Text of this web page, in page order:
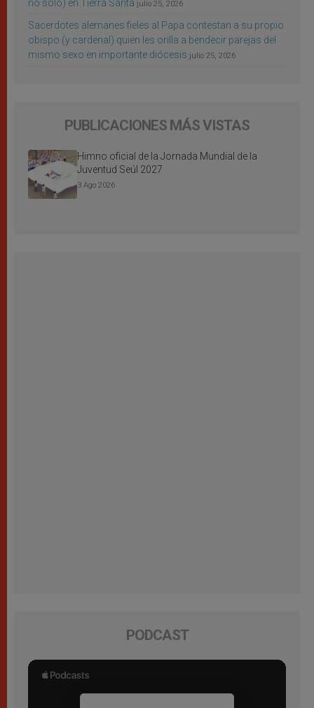
no sólo) en Tierra Santa julio 25, 2026
Sacerdotes alemanes fieles al Papa contestan a su propio
obispo (y cardenal) quien les orilla a bendecir parejas del
mismo sexo en importante diócesis julio 25, 2026
PUBLICACIONES MÁS VISTAS
Himno oficial de la Jornada Mundial de la
Juventud Seúl 2027
3 Ago 2026
PODCAST